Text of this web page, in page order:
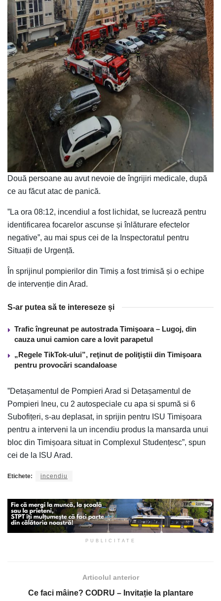
Două persoane au avut nevoie de îngrijiri medicale, după
ce au făcut atac de panică.
”La ora 08:12, incendiul a fost lichidat, se lucrează pentru
identificarea focarelor ascunse și înlăturare efectelor
negative”, au mai spus cei de la Inspectoratul pentru
Situații de Urgență.
În sprijinul pompierilor din Timiș a fost trimisă și o echipe
de intervenție din Arad.
S-ar putea să te intereseze și
Trafic îngreunat pe autostrada Timişoara – Lugoj, din
cauza unui camion care a lovit parapetul
„Regele TikTok-ului”, reţinut de poliţiştii din Timişoara
pentru provocări scandaloase
”Detașamentul de Pompieri Arad si Detașamentul de
Pompieri Ineu, cu 2 autospeciale cu apa si spumă si 6
Subofițeri, s-au deplasat, in sprijin pentru ISU Timișoara
pentru a interveni la un incendiu produs la mansarda unui
bloc din Timișoara situat in Complexul Studențesc”, spun
cei de la ISU Arad.
Etichete: incendiu
PUBLICITATE
Articolul anterior
Ce faci mâine? CODRU – Invitație la plantare